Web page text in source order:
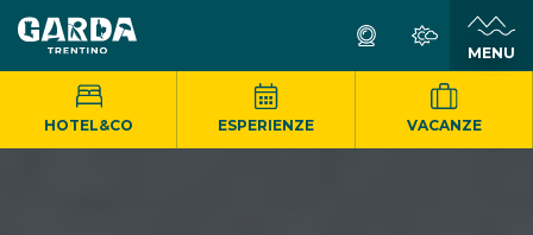
MENU
HOTEL&CO ESPERIENZE VACANZE